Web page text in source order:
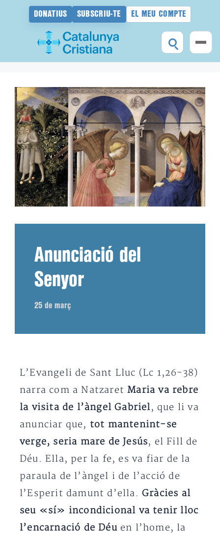
DONATIUS SUBSCRIU-TE EL MEU COMPTE
contingut
Anunciació del
Senyor
25 de març
L’Evangeli de Sant Lluc (Lc 1,26-38)
narra com a NatzaretMaria va rebre
la visita de l’àngel Gabriel, que li va
anunciar que, tot mantenint-se
verge, seria mare de Jesús, el Fill de
Déu. Ella, per la fe, es va fiar de la
paraula de l’àngel i de l’acció de
l’Esperit damunt d’ella. Gràcies al
seu «sí» incondicional va tenir lloc
l’encarnació de Déuen l’home, la